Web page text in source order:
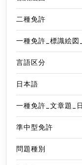
二種免許
一種免許_標識絵図
言語区分
日本語
一種免許_文章題_
準中型免許
問題種別